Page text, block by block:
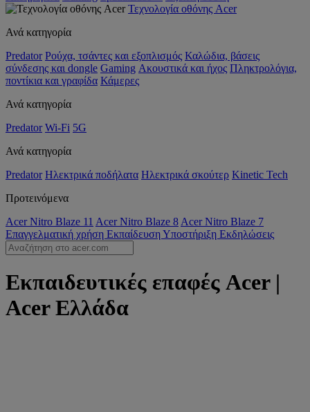
Τεχνολογία οθόνης Acer
Ανά κατηγορία
Predator Ρούχα, τσάντες και εξοπλισμός Καλώδια, βάσεις
σύνδεσης και dongle Gaming Ακουστικά και ήχος Πληκτρολόγια,
ποντίκια και γραφίδα Κάμερες
Ανά κατηγορία
Predator Wi-Fi 5G
Ανά κατηγορία
Predator Ηλεκτρικά ποδήλατα Ηλεκτρικά σκούτερ Kinetic Tech
Προτεινόμενα
Acer Nitro Blaze 11 Acer Nitro Blaze 8 Acer Nitro Blaze 7
Επαγγελματική χρήση ΕκπαίδευσηΥποστήριξη Εκδηλώσεις
Εκπαιδευτικές επαφές Acer |
Acer Ελλάδα